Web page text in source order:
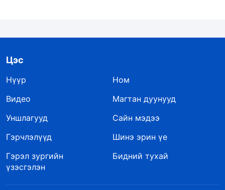
Цэс
Нүүр
Ном
Видео
Магтан дуунууд
Уншлагууд
Сайн мэдээ
Гэрчлэлүүд
Шинэ эрин үе
Гэрэл зургийн
үзэсгэлэн
Бидний тухай